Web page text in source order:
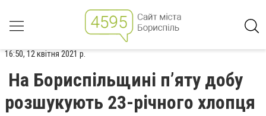
16:50, 12 квітня 2021 р.
На Бориспільщині п’яту добу
розшукують 23-річного хлопця